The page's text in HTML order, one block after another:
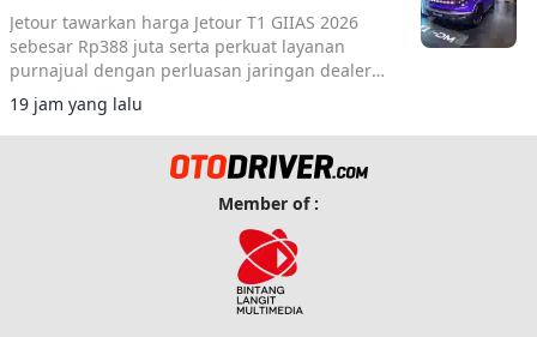
Jetour tawarkan harga Jetour T1 GIIAS 2026
sebesar Rp388 juta serta perkuat layanan
purnajual dengan perluasan jaringan dealer
hingga 40 showroom di GIIAS 2026.
19 jam yang lalu
Member of :